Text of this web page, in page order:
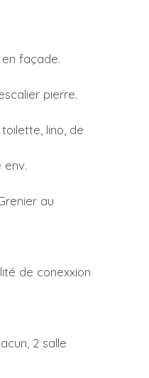
façade.
pierre.
lino, de
env.
au
de conexxion
2 salle